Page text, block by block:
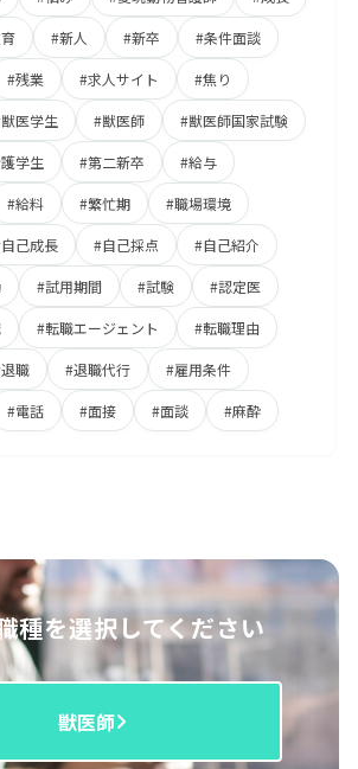
#新人 #新卒 #条件面談
#残業 #求人サイト #焦り
医学生 #獣医師 #獣医師国家試験
学生 #第二新卒 #給与
#給料 #繁忙期 #職場環境
己成長 #自己採点 #自己紹介
#試用期間 #試験 #認定医
#転職エージェント #転職理由
職 #退職代行 #雇用条件
#電話 #面接 #面談 #麻酔
種を選択してください
獣医師